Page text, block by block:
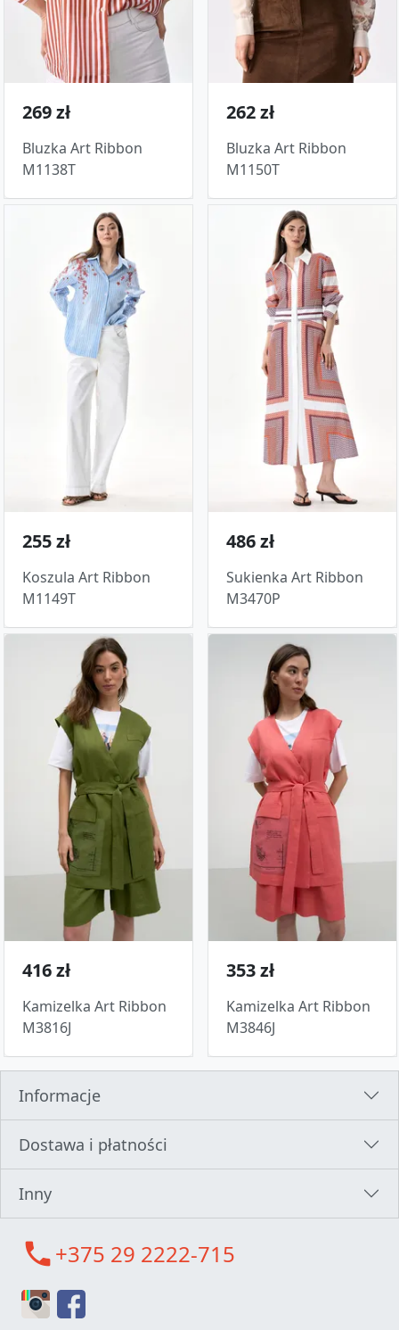
269 zł
Bluzka Art Ribbon
M1138T
262 zł
Bluzka Art Ribbon
M1150T
255 zł
Koszula Art Ribbon
M1149T
486 zł
Sukienka Art Ribbon
M3470P
416 zł
Kamizelka Art Ribbon
M3816J
353 zł
Kamizelka Art Ribbon
M3846J
Informacje
Dostawa i płatności
Inny
call+375 29 2222-715